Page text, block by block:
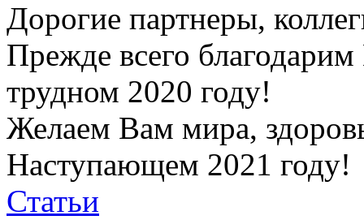
Дорогие партнеры,
Прежде всего благодарим
трудном 2020 году!
Желаем Вам мира,
Наступающем 2021 году!
Статьи